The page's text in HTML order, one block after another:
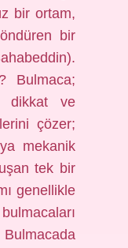
bir ortam,
bir
Bulmaca;
dikkat ve
çözer;
mekanik
tek bir
genellikle
Bulmacada